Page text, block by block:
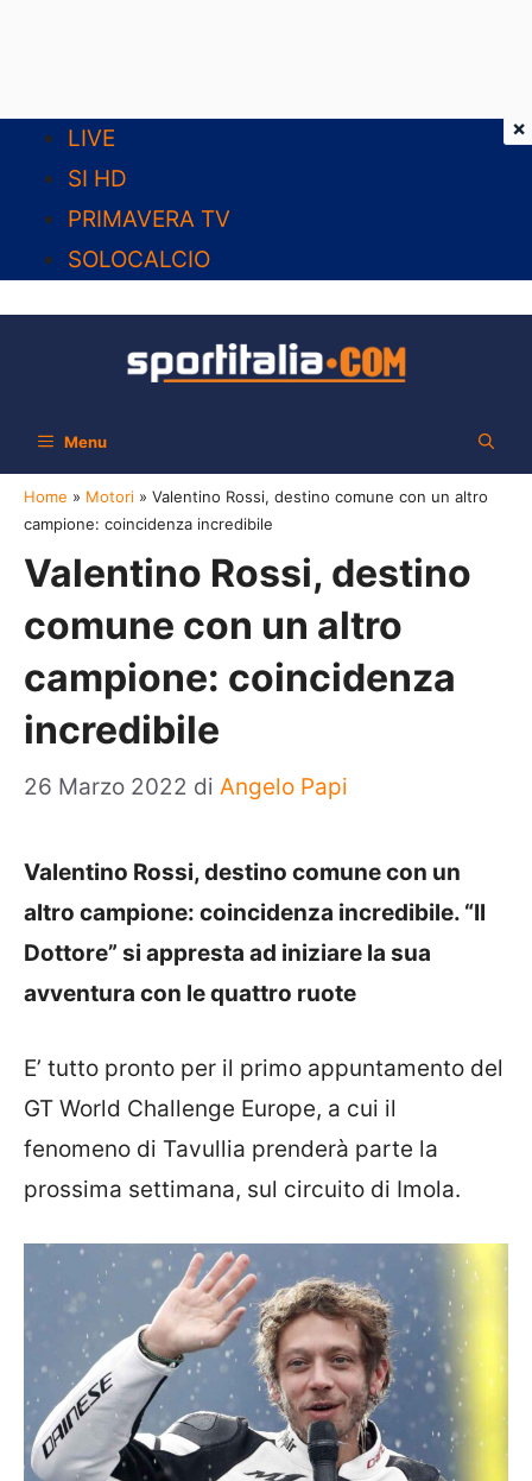
contenuto
LIVE
SI HD
PRIMAVERA TV
SOLOCALCIO
Menu
Home » Motori » Valentino Rossi, destino comune con un altro
campione: coincidenza incredibile
Valentino Rossi, destino
comune con un altro
campione: coincidenza
incredibile
26 Marzo 2022 di Angelo Papi
Valentino Rossi, destino comune con un
altro campione: coincidenza incredibile. “Il
Dottore” si appresta ad iniziare la sua
avventura con le quattro ruote
E’ tutto pronto per il primo appuntamento del
GT World Challenge Europe, a cui il
fenomeno di Tavullia prenderà parte la
prossima settimana, sul circuito di Imola.
×